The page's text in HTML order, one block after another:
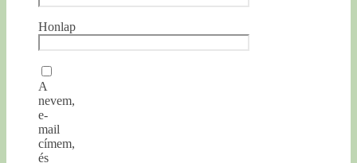
Honlap
A
nevem,
e-
mail
címem,
és